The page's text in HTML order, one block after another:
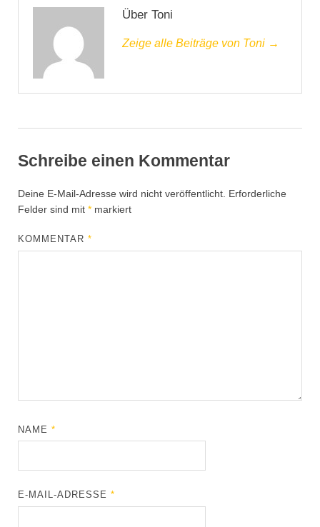
Über Toni
Zeige alle Beiträge von Toni →
Schreibe einen Kommentar
Deine E-Mail-Adresse wird nicht veröffentlicht. Erforderliche
Felder sind mit * markiert
KOMMENTAR*
NAME*
E-MAIL-ADRESSE*